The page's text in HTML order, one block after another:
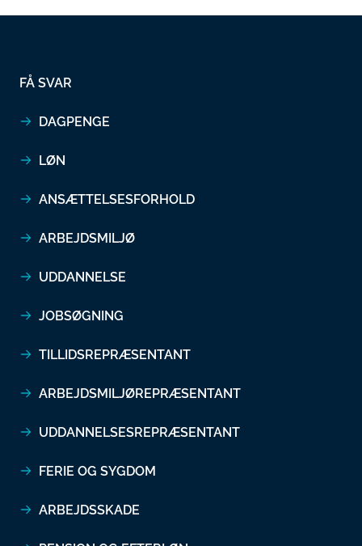
FÅ SVAR
DAGPENGE
LØN
ANSÆTTELSESFORHOLD
ARBEJDSMILJØ
UDDANNELSE
JOBSØGNING
TILLIDSREPRÆSENTANT
ARBEJDSMILJØREPRÆSENTANT
UDDANNELSESREPRÆSENTANT
FERIE OG SYGDOM
ARBEJDSSKADE